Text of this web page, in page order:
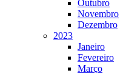
Outubro
Novembro
Dezembro
2023
Janeiro
Fevereiro
Março